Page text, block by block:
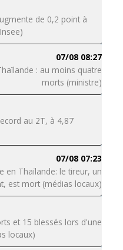
de 0,2 point à
07/08 08:27
: au moins quatre
morts (ministre)
au 2T, à 4,87
07/08 07:23
en Thaïlande: le tireur, un
est mort (médias locaux)
et 15 blessés lors d'une
locaux)